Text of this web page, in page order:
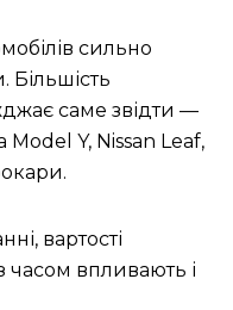
сильно
саме звідти —
Y, Nissan Leaf,
вартості
часом впливають і